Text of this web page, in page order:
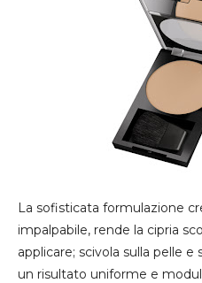
La sofisticata formulazione
impalpabile, rende la cipria
applicare; scivola sulla pelle
un risultato uniforme e